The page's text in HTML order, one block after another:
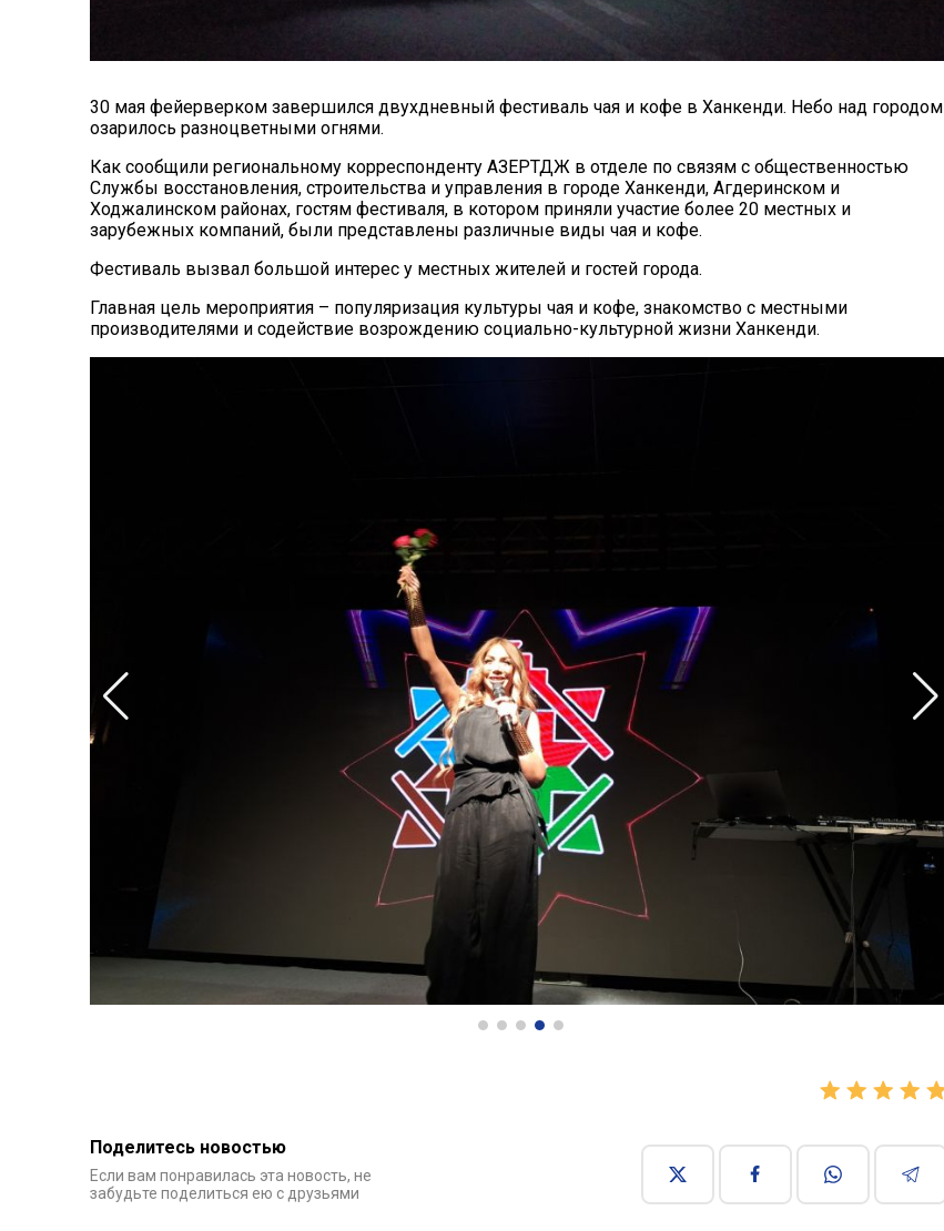
30 мая фейерверком завершился двухдневный фестиваль чая и кофе в Ханкенди. Небо над городом
озарилось разноцветными огнями.
Как сообщили региональному корреспонденту АЗЕРТДЖ в отделе по связям с общественностью
Службы восстановления, строительства и управления в городе Ханкенди, Агдеринском и
Ходжалинском районах, гостям фестиваля, в котором приняли участие более 20 местных и
зарубежных компаний, были представлены различные виды чая и кофе.
Фестиваль вызвал большой интерес у местных жителей и гостей города.
Главная цель мероприятия – популяризация культуры чая и кофе, знакомство с местными
производителями и содействие возрождению социально-культурной жизни Ханкенди.
Поделитесь новостью
Если вам понравилась эта новость, не
забудьте поделиться ею с друзьями